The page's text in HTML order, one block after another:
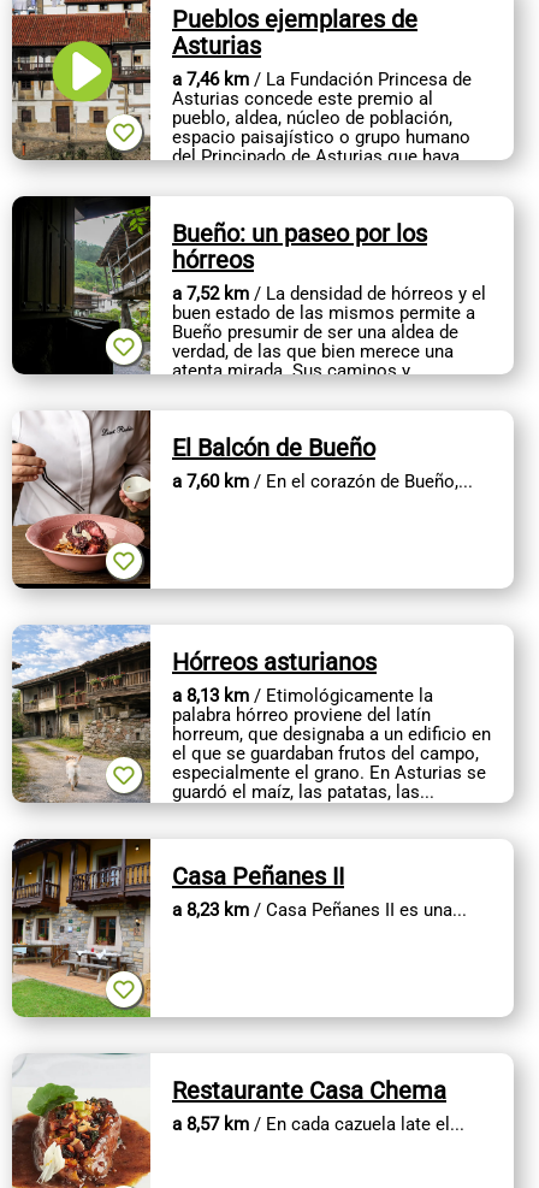
Pueblos ejemplares de
Asturias
a 7,46 km / La Fundación Princesa de
Asturias concede este premio al
pueblo, aldea, núcleo de población,
espacio paisajístico o grupo humano
del Principado de Asturias que haya
defensa...
Bueño: un paseo por los
hórreos
a 7,52 km / La densidad de hórreos y el
buen estado de las mismos permite a
Bueño presumir de ser una aldea de
verdad, de las que bien merece una
atenta mirada. Sus caminos y
guardan...
El Balcón de Bueño
a 7,60 km / En el corazón de Bueño,...
Hórreos asturianos
a 8,13 km / Etimológicamente la
palabra hórreo proviene del latín
horreum, que designaba a un edificio en
el que se guardaban frutos del campo,
especialmente el grano. En Asturias se
guardó el maíz, las patatas, las...
Casa Peñanes II
a 8,23 km / Casa Peñanes II es una...
Restaurante Casa Chema
a 8,57 km / En cada cazuela late el...